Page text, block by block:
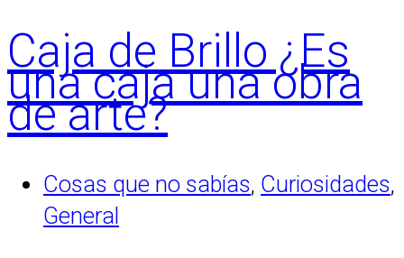
Caja de Brillo ¿Es
una caja una obra
de arte?
Cosas que no sabías, Curiosidades,
General